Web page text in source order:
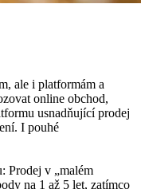
ale i platformám a
online obchod,
usnadňující prodej
I pouhé
Prodej v „malém
na 1 až 5 let, zatímco